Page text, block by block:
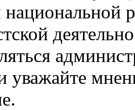
национальной
уважайте